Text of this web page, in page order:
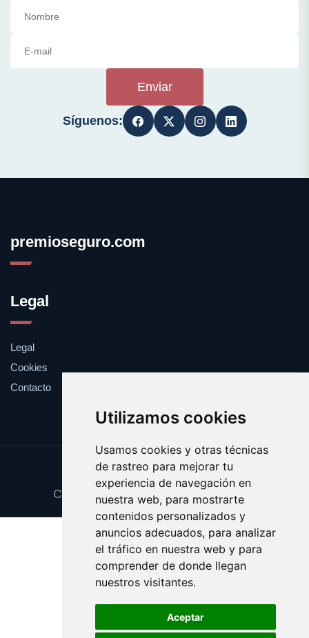
Utilizamos cookies
Usamos cookies y otras técnicas
de rastreo para mejorar tu
experiencia de navegación en
nuestra web, para mostrarte
contenidos personalizados y
anuncios adecuados, para analizar
el tráfico en nuestra web y para
comprender de donde llegan
nuestros visitantes.
Aceptar
Enviar
Síguenos:
premioseguro.com
Legal
Legal
Cookies
Contacto
Update cookies preferences
Copyright © 2025 premioseguro.com